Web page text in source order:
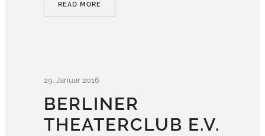
READ MORE
29. Januar 2016
BERLINER
THEATERCLUB E.V.